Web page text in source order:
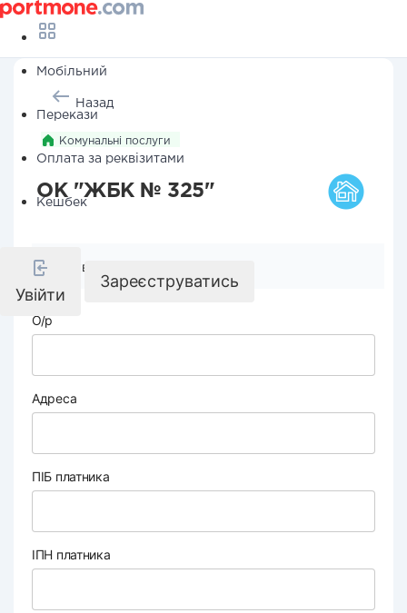
Мобільний
Перекази
Оплата за реквізитами
Кешбек
Увійти
Зареєструватись
Назад
Комунальні послуги
ОК "ЖБК № 325"
Реквізити компанії
О/р
Адреса
ПІБ платника
ІПН платника